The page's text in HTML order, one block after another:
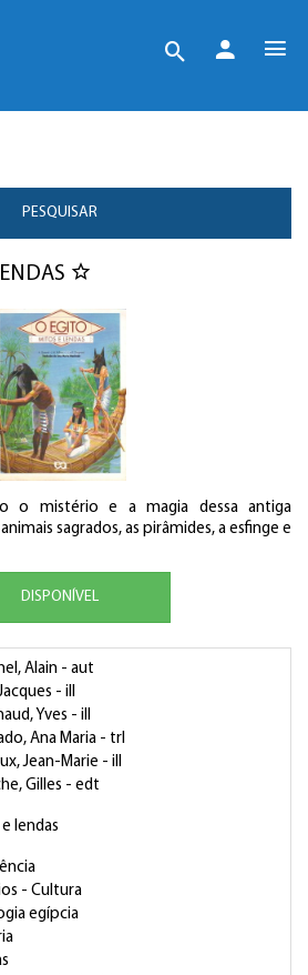
PESQUISAR
o mistério e a magia dessa antiga
sagrados, as pirâmides, a esfinge e
DISPONÍVEL
Alain - aut
- ill
Yves - ill
Ana Maria - trl
Jean-Marie - ill
Gilles - edt
lendas
- Cultura
egípcia